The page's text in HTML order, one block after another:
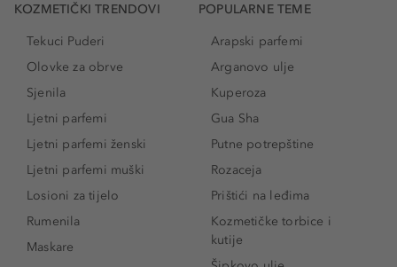
KOZMETIČKI TRENDOVI
Tekuci Puderi
Olovke za obrve
Sjenila
Ljetni parfemi
Ljetni parfemi ženski
Ljetni parfemi muški
Losioni za tijelo
Rumenila
Maskare
POPULARNE TEME
Arapski parfemi
Arganovo ulje
Kuperoza
Gua Sha
Putne potrepštine
Rozaceja
Prištići na leđima
Kozmetičke torbice i
kutije